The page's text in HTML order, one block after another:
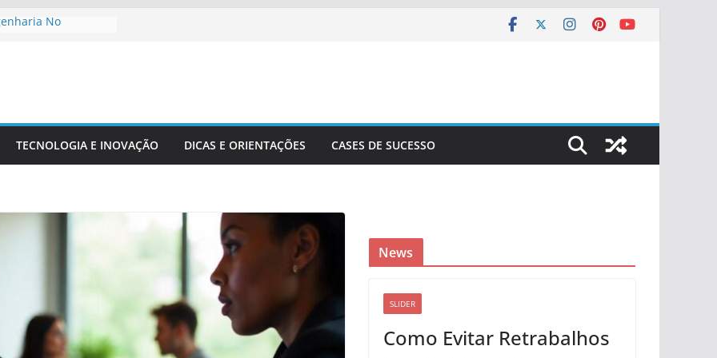
No
Ambiente:
Desenvolvimento
Civil Na
Aplicadas
TECNOLOGIA E INOVAÇÃO DICAS E ORIENTAÇÕES CASES DE SUCESSO
News
SLIDER
Como Evitar Retrabalhos